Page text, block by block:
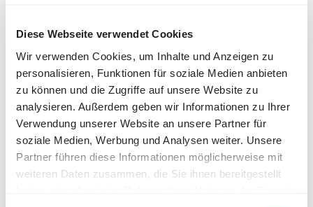
Diese Webseite verwendet Cookies
Wir verwenden Cookies, um Inhalte und Anzeigen zu
personalisieren, Funktionen für soziale Medien anbieten
zu können und die Zugriffe auf unsere Website zu
analysieren. Außerdem geben wir Informationen zu Ihrer
Verwendung unserer Website an unsere Partner für
soziale Medien, Werbung und Analysen weiter. Unsere
Partner führen diese Informationen möglicherweise mit
weiteren Daten zusammen, die Sie ihnen bereitgestellt
📅Wednesday, 01.10.2025
🕞 15:30-17:00: WE/ALL box
📌 Further information here
Share